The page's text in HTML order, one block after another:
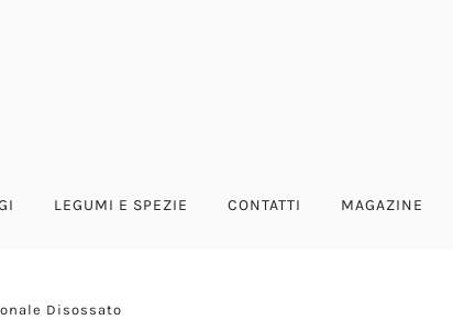
LEGUMI E SPEZIE CONTATTI MAGAZINE
Disossato